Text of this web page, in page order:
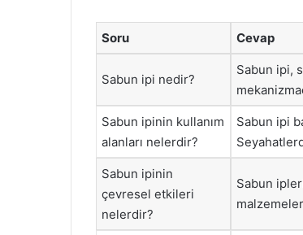
Soru Cevap
Sabun ipi nedir?
Sabun ipi,
Sabun ipinin kullanım
alanları nelerdir?
Sabun ipi
Sabun ipinin
çevresel etkileri
nelerdir?
Sabun